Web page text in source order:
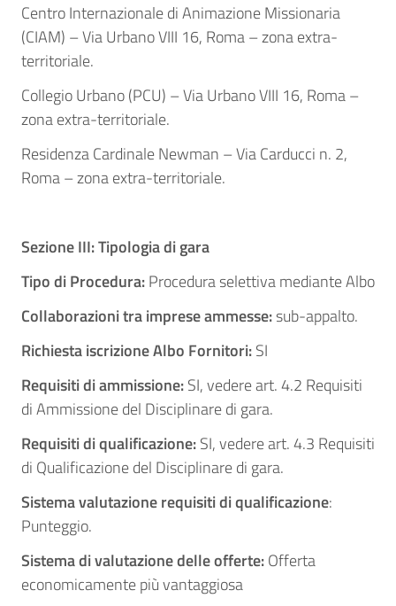
Centro Internazionale di Animazione Missionaria
(CIAM) – Via Urbano VIII 16, Roma – zona extra-
territoriale.
Collegio Urbano (PCU) – Via Urbano VIII 16, Roma –
zona extra-territoriale.
Residenza Cardinale Newman – Via Carducci n. 2,
Roma – zona extra-territoriale.
Sezione III: Tipologia di gara
Tipo di Procedura:Procedura selettiva mediante Albo
Collaborazioni tra imprese ammesse:sub-appalto.
Richiesta iscrizione Albo Fornitori:SI
Requisiti di ammissione:SI, vedere art. 4.2 Requisiti
di Ammissione del Disciplinare di gara.
Requisiti di qualificazione:SI, vedere art. 4.3 Requisiti
di Qualificazione del Disciplinare di gara.
Sistema valutazione requisiti di qualificazione:
Punteggio.
Sistema di valutazione delle offerte:Offerta
economicamente più vantaggiosa